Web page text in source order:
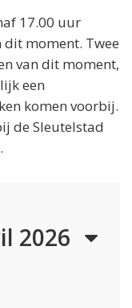
17.00 uur
moment. Twee
van dit moment,
een
komen voorbij.
de Sleutelstad
2026